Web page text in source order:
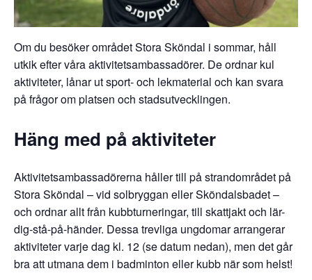
Om du besöker området Stora Sköndal i sommar, håll
utkik efter våra aktivitetsambassadörer. De ordnar kul
aktiviteter, lånar ut sport- och lekmaterial och kan svara
på frågor om platsen och stadsutvecklingen.
Häng med på aktiviteter
Aktivitetsambassadörerna håller till på strandområdet på
Stora Sköndal – vid solbryggan eller Sköndalsbadet –
och ordnar allt från kubbturneringar, till skattjakt och lär-
dig-stå-på-händer. Dessa trevliga ungdomar arrangerar
aktiviteter varje dag kl. 12 (se datum nedan), men det går
bra att utmana dem i badminton eller kubb när som helst!